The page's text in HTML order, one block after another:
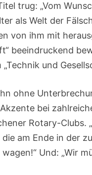
trug: „Vom
als Welt der
von ihm mit
beeindruckend
und
ohne
bei
Rotary-Clubs.
am Ende in der
Und: „Wir